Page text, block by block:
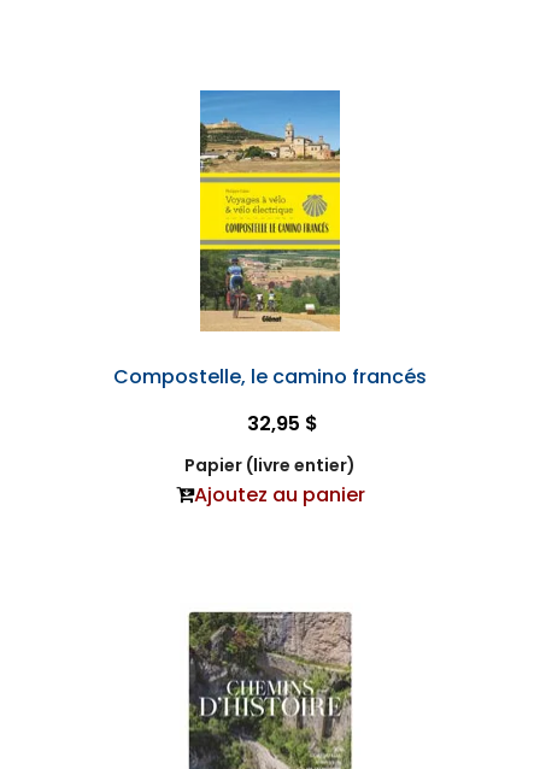
Compostelle, le camino francés
32,95 $
Papier (livre entier)
Ajoutez au panier